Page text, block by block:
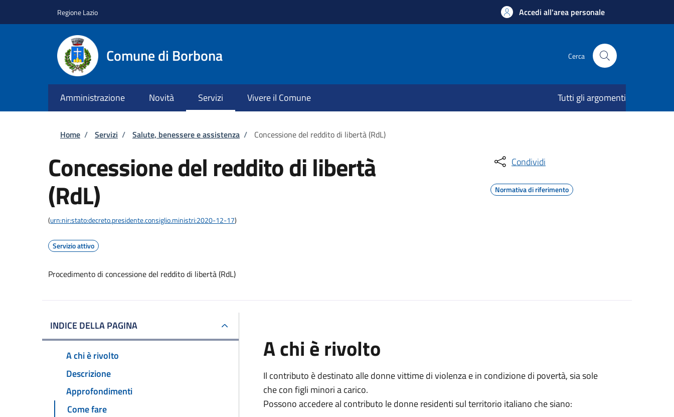
Regione Lazio Accedi all'area personale
Comune di Borbona Cerca
Amministrazione Novità Servizi Vivere il Comune Tutti gli argomenti
Briciole di pane
Home / Servizi / Salute, benessere e assistenza / Concessione del reddito di libertà (RdL)
Concessione del reddito di libertà
(RdL)
(urn:nir:stato:decreto.presidente.consiglio.ministri:2020-12-17)
Servizio attivo
Procedimento di concessione del reddito di libertà (RdL)
Condividi
Normativa di riferimento
INDICE DELLA PAGINA
A chi è rivolto
Descrizione
Approfondimenti
Come fare
A chi è rivolto
Il contributo è destinato alle donne vittime di violenza e in condizione di povertà, sia sole
che con figli minori a carico.
Possono accedere al contributo le donne residenti sul territorio italiano che siano: